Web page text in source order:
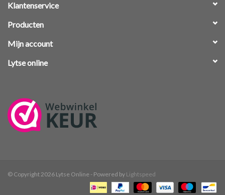
Klantenservice
Producten
Mijn account
Lytse online
© Copyright 2026 Lytse Online - Powered by Lightspeed